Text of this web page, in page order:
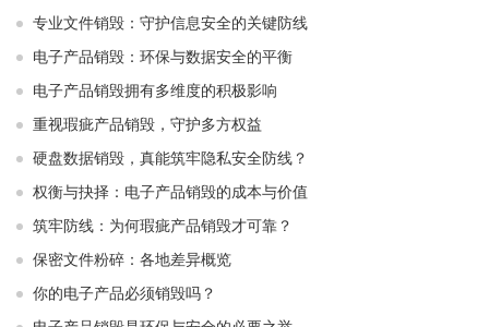
专业文件销毁：守护信息安全的关键防线
电子产品销毁：环保与数据安全的平衡
电子产品销毁拥有多维度的积极影响
重视瑕疵产品销毁，守护多方权益
硬盘数据销毁，真能筑牢隐私安全防线？
权衡与抉择：电子产品销毁的成本与价值
筑牢防线：为何瑕疵产品销毁才可靠？
保密文件粉碎：各地差异概览
你的电子产品必须销毁吗？